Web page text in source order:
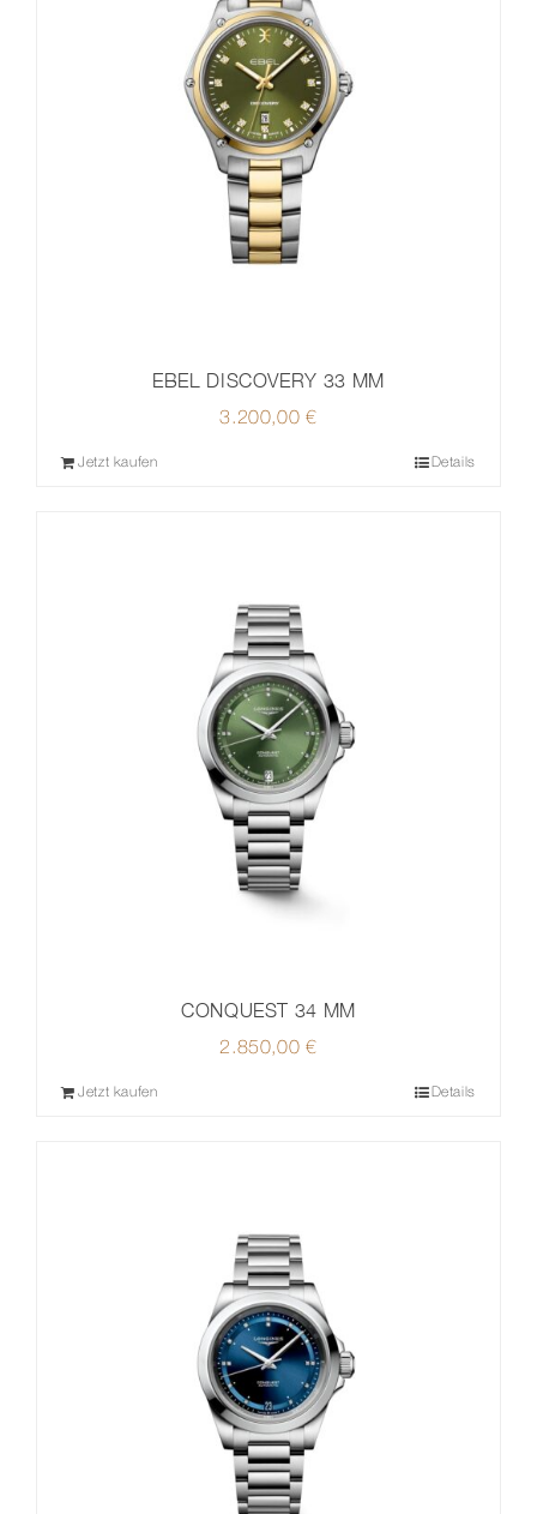
EBEL DISCOVERY 33 MM
3.200,00€
Jetzt kaufen Details
CONQUEST 34 MM
2.850,00€
Jetzt kaufen Details